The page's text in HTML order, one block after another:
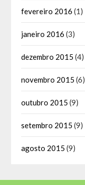
fevereiro 2016 (1)
janeiro 2016 (3)
dezembro 2015 (4)
novembro 2015 (6)
outubro 2015 (9)
setembro 2015 (9)
agosto 2015 (9)